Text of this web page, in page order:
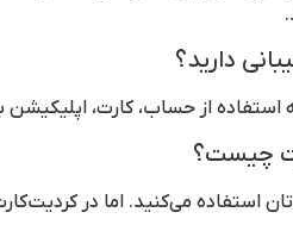
دارید؟
از حساب، کارت، اپلیکیشن
چیست؟
استفاده می‌کنید. اما در